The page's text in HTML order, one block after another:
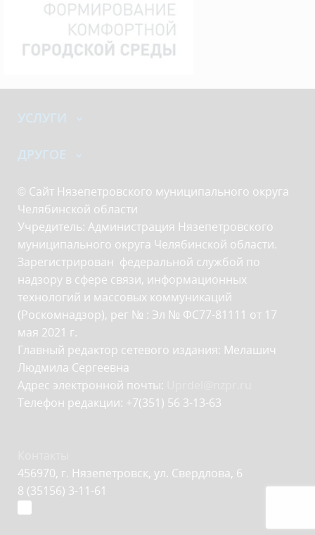
УСЛУГИ
ДРУГОЕ
© Сайт Нязепетровского муниципального округа
Челябинской области
Учредитель: Администрация Нязепетровского
муниципального округа Челябинской области.
Зарегистрирован федеральной службой по
надзору в сфере связи, информационных
технологий и массовых коммуникаций
(Роскомнадзор), рег № : Эл № ФС77-81111 от 17
мая 2021 г.
Главный редактор сетевого издания: Мелашич
Людмила Сергеевна
Адрес электронной почты:
Телефон редакции: +7(351) 56 3-13-63
456970, г. Нязепетровск, ул. Свердлова, 6
8 (35156) 3-11-61